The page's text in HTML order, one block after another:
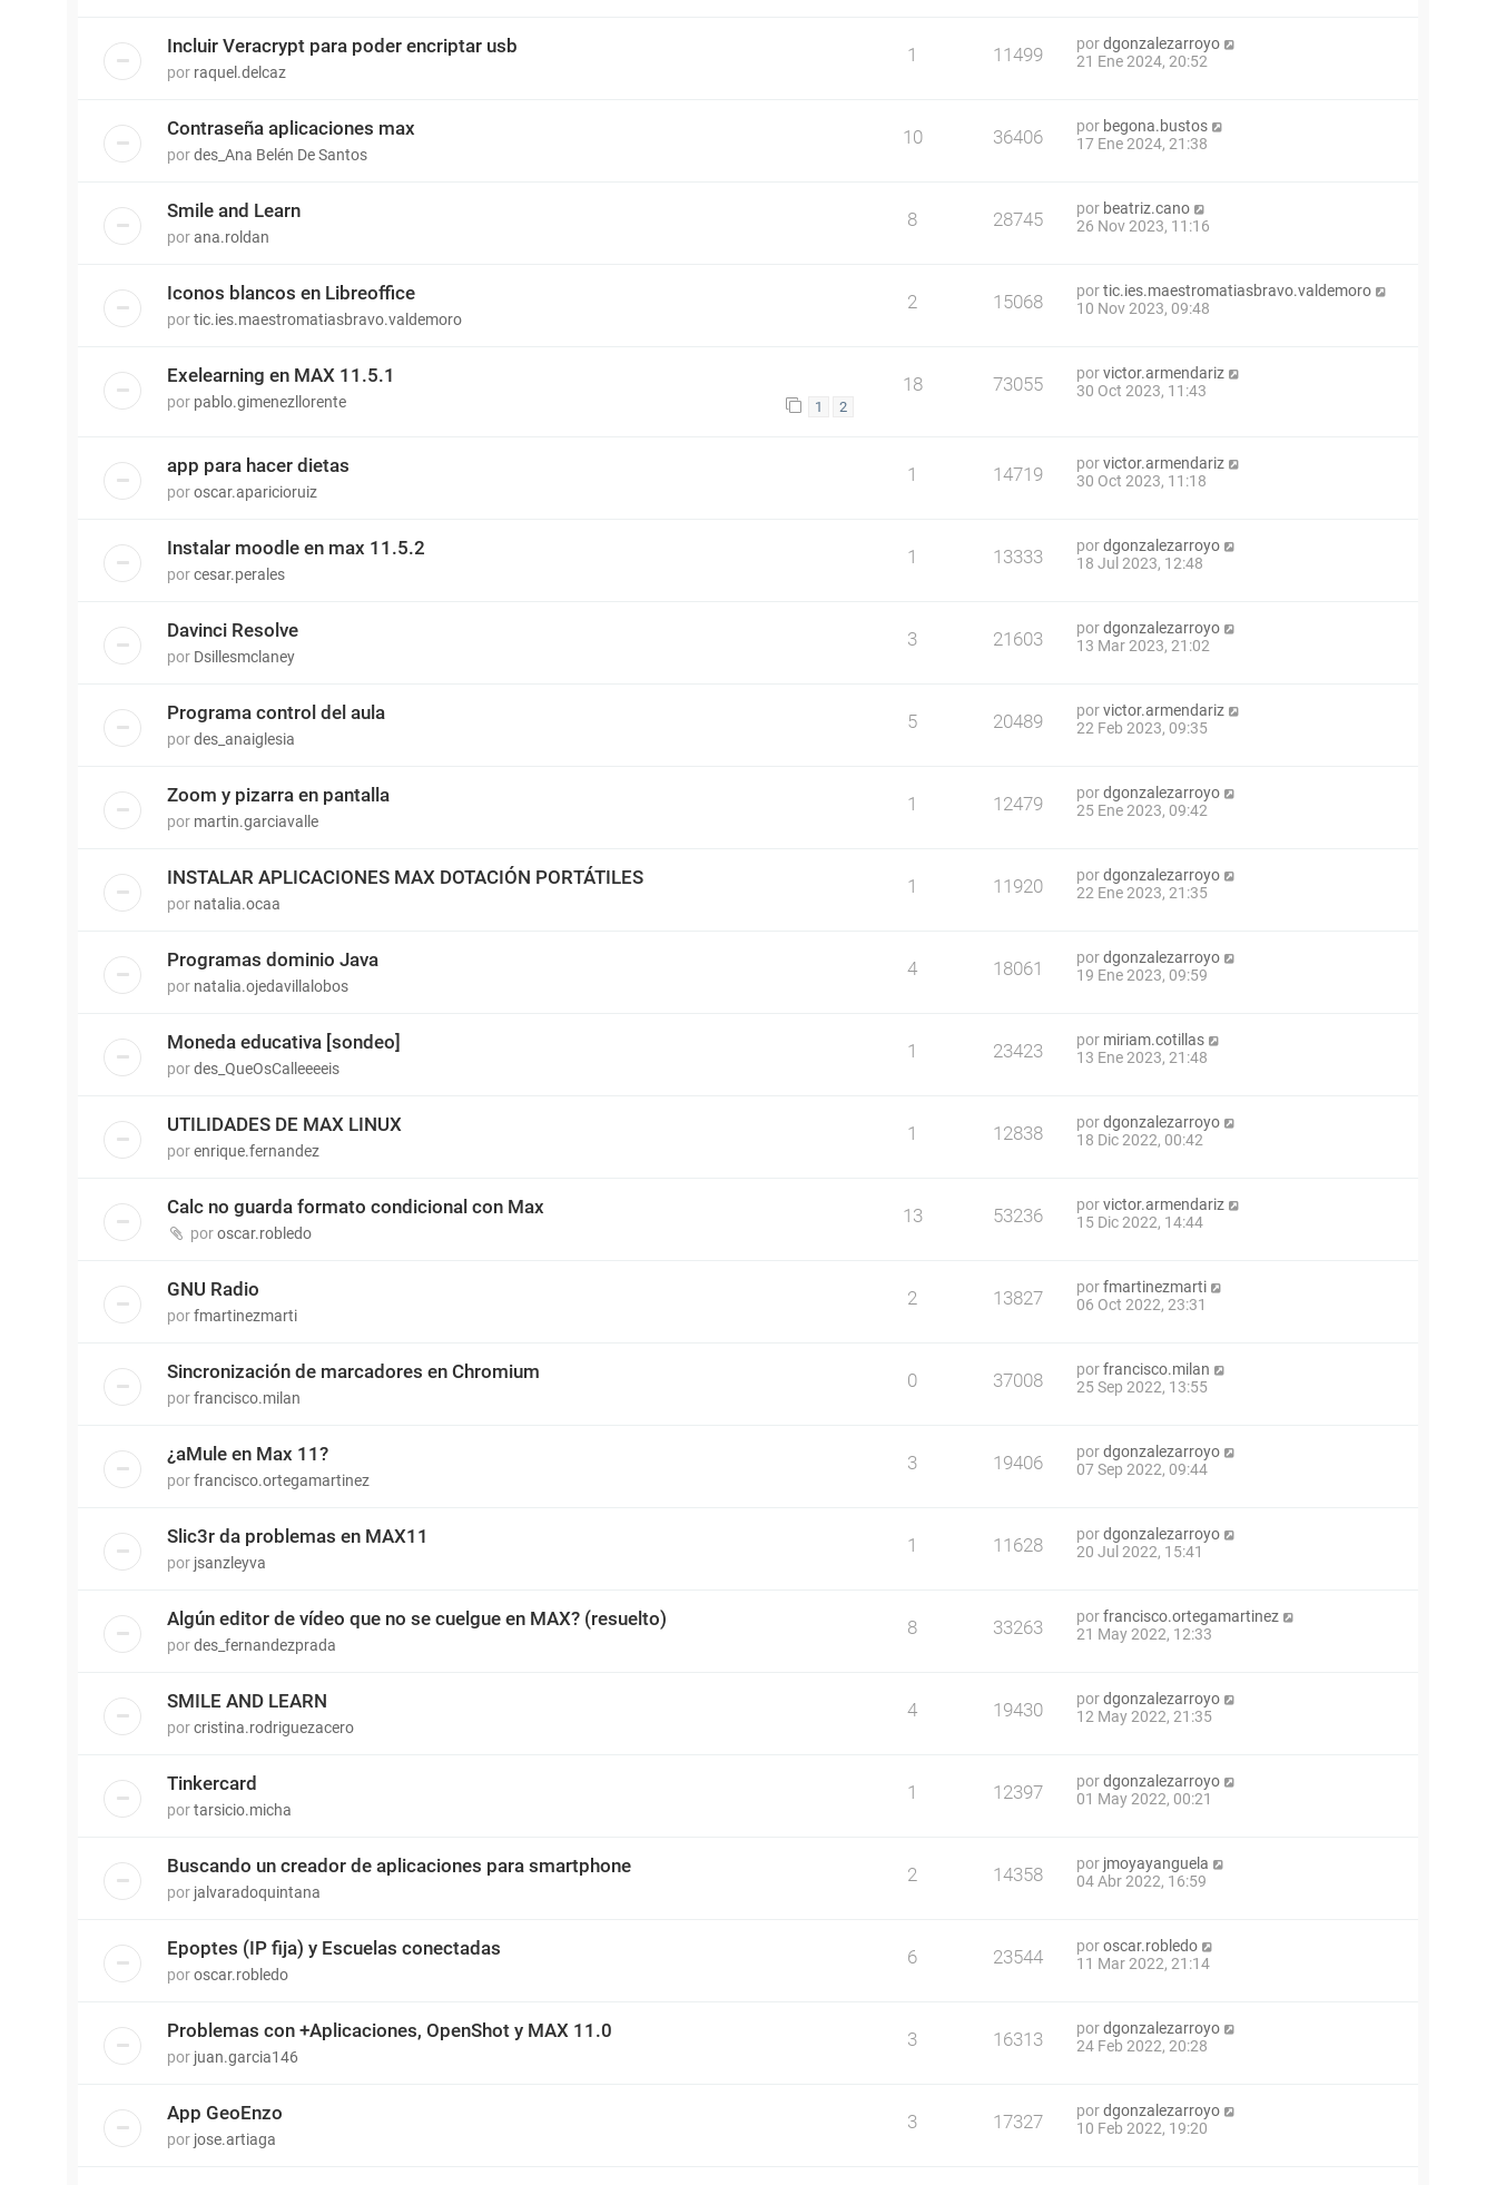
Incluir Veracrypt para poder encriptar usb
por raquel.delcaz
1 11499 pordgonzalezarroyo
21 Ene 2024, 20:52
Contraseña aplicaciones max
pordes_Ana Belén De Santos
10 36406 por begona.bustos
17 Ene 2024, 21:38
Smile and Learn
porana.roldan
8 28745 por beatriz.cano
26 Nov 2023, 11:16
Iconos blancos en Libreoffice
portic.ies.maestromatiasbravo.valdemoro
2 15068 portic.ies.maestromatiasbravo.valdemoro
10 Nov 2023, 09:48
Exelearning en MAX 11.5.1
por pablo.gimenezllorente 1 2
18 73055 porvictor.armendariz
30 Oct 2023, 11:43
app para hacer dietas
poroscar.aparicioruiz
1 14719 porvictor.armendariz
30 Oct 2023, 11:18
Instalar moodle en max 11.5.2
porcesar.perales
1 13333 pordgonzalezarroyo
18 Jul 2023, 12:48
Davinci Resolve
por Dsillesmclaney
3 21603 pordgonzalezarroyo
13 Mar 2023, 21:02
Programa control del aula
pordes_anaiglesia
5 20489 porvictor.armendariz
22 Feb 2023, 09:35
Zoom y pizarra en pantalla
por martin.garciavalle
1 12479 pordgonzalezarroyo
25 Ene 2023, 09:42
INSTALAR APLICACIONES MAX DOTACIÓN PORTÁTILES
por natalia.ocaa
1 11920 pordgonzalezarroyo
22 Ene 2023, 21:35
Programas dominio Java
por natalia.ojedavillalobos
4 18061 pordgonzalezarroyo
19 Ene 2023, 09:59
Moneda educativa [sondeo]
pordes_QueOsCalleeeeis
1 23423 por miriam.cotillas
13 Ene 2023, 21:48
UTILIDADES DE MAX LINUX
porenrique.fernandez
1 12838 pordgonzalezarroyo
18 Dic 2022, 00:42
Calc no guarda formato condicional con Max
poroscar.robledo
13 53236 porvictor.armendariz
15 Dic 2022, 14:44
GNU Radio
porfmartinezmarti
2 13827 porfmartinezmarti
06 Oct 2022, 23:31
Sincronización de marcadores en Chromium
porfrancisco.milan
0 37008 porfrancisco.milan
25 Sep 2022, 13:55
¿aMule en Max 11?
porfrancisco.ortegamartinez
3 19406 pordgonzalezarroyo
07 Sep 2022, 09:44
Slic3r da problemas en MAX11
por jsanzleyva
1 11628 pordgonzalezarroyo
20 Jul 2022, 15:41
Algún editor de vídeo que no se cuelgue en MAX? (resuelto)
pordes_fernandezprada
8 33263 porfrancisco.ortegamartinez
21 May 2022, 12:33
SMILE AND LEARN
porcristina.rodriguezacero
4 19430 pordgonzalezarroyo
12 May 2022, 21:35
Tinkercard
portarsicio.micha
1 12397 pordgonzalezarroyo
01 May 2022, 00:21
Buscando un creador de aplicaciones para smartphone
por jalvaradoquintana
2 14358 por jmoyayanguela
04 Abr 2022, 16:59
Epoptes (IP fija) y Escuelas conectadas
poroscar.robledo
6 23544 poroscar.robledo
11 Mar 2022, 21:14
Problemas con +Aplicaciones, OpenShot y MAX 11.0
por juan.garcia146
3 16313 pordgonzalezarroyo
24 Feb 2022, 20:28
App GeoEnzo
por jose.artiaga
3 17327 pordgonzalezarroyo
10 Feb 2022, 19:20